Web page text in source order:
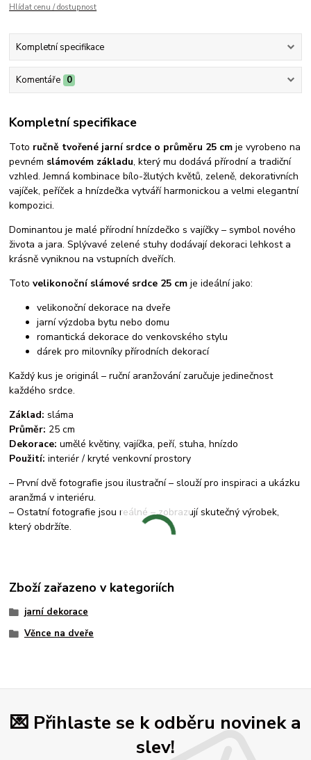
Hlídat cenu / dostupnost
Kompletní specifikace
Komentáře 0
Kompletní specifikace
Toto ručně tvořené jarní srdce o průměru 25 cm je vyrobeno na
pevném slámovém základu, který mu dodává přírodní a tradiční
vzhled. Jemná kombinace bílo-žlutých květů, zeleně, dekorativních
vajíček, peříček a hnízdečka vytváří harmonickou a velmi elegantní
kompozici.
Dominantou je malé přírodní hnízdečko s vajíčky – symbol nového
života a jara. Splývavé zelené stuhy dodávají dekoraci lehkost a
krásně vyniknou na vstupních dveřích.
Totovelikonoční slámové srdce 25 cm je ideální jako:
velikonoční dekorace na dveře
jarní výzdoba bytu nebo domu
romantická dekorace do venkovského stylu
dárek pro milovníky přírodních dekorací
Každý kus je originál – ruční aranžování zaručuje jedinečnost
každého srdce.
Základ: sláma
Průměr: 25 cm
Dekorace: umělé květiny, vajíčka, peří, stuha, hnízdo
Použití: interiér / kryté venkovní prostory
– První dvě fotografie jsou ilustrační – slouží pro inspiraci a ukázku
aranžmá v interiéru.
– Ostatní fotografie jsou reálné – zobrazují skutečný výrobek,
který obdržíte.
Zboží zařazeno v kategoriích
jarní dekorace
Věnce na dveře
💌 Přihlaste se k odběru novinek a
slev!